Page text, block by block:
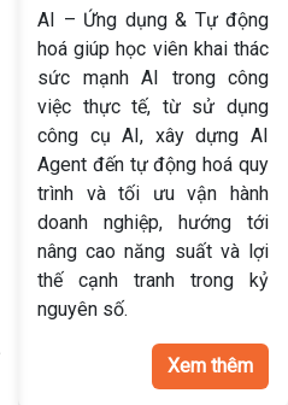
AI – Ứng dụng & Tự động
hoá giúp học viên khai thác
sức mạnh AI trong công
việc thực tế, từ sử dụng
công cụ AI, xây dựng AI
Agent đến tự động hoá quy
trình và tối ưu vận hành
doanh nghiệp, hướng tới
nâng cao năng suất và lợi
thế cạnh tranh trong kỷ
nguyên số.
Xem thêm